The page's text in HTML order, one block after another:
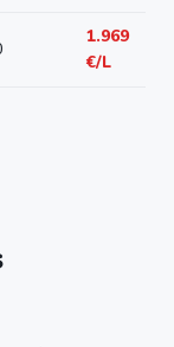
1.969
€/L